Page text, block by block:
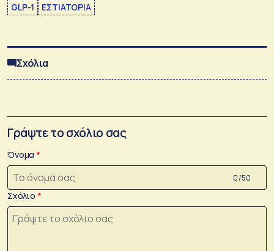
GLP-1 ΕΣΤΙΑΤΟΡΙΑ
Σχόλια
Γράψτε το σχόλιο σας
Όνομα
0 /50
Σχόλιο